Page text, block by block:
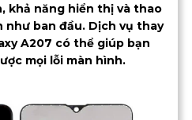
khả năng hiển thị và thao
ban đầu. Dịch vụ thay
A207 có thể giúp bạn
mọi lỗi màn hình.